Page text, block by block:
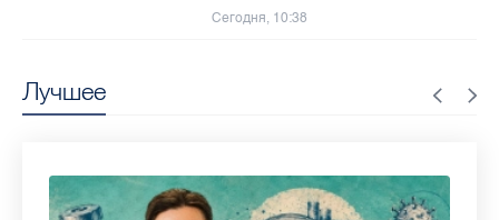
Лучшее
Сегодня, 10:38